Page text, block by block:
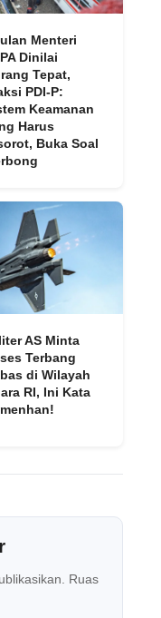
Menteri
Dinilai
Tepat,
PDI-P:
Keamanan
Harus
Buka Soal
AS Minta
Terbang
di Wilayah
RI, Ini Kata
Ruas